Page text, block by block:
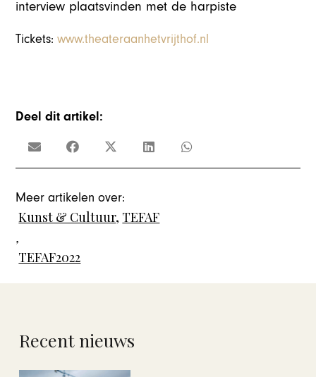
interview plaatsvinden met de harpiste
Tickets:www.theateraanhetvrijthof.nl
Deel dit artikel:
Meer artikelen over:
Kunst & Cultuur, TEFAF
,
TEFAF2022
Recent nieuws